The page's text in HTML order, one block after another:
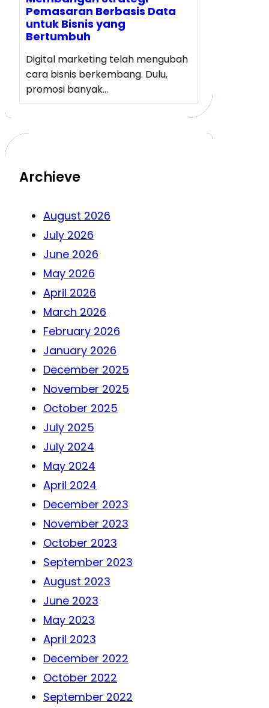
Pemasaran Berbasis Data
untuk Bisnis yang
Bertumbuh
Digital marketing telah mengubah
cara bisnis berkembang. Dulu,
promosi banyak…
Archieve
August 2026
July 2026
June 2026
May 2026
April 2026
March 2026
February 2026
January 2026
December 2025
November 2025
October 2025
July 2025
July 2024
May 2024
April 2024
December 2023
November 2023
October 2023
September 2023
August 2023
June 2023
May 2023
April 2023
December 2022
October 2022
September 2022